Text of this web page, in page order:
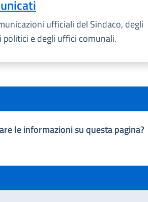
ufficiali del Sindaco, degli
politici e degli uffici comunali.
le informazioni su questa pagina?
5 stelle su 5
stelle su 5
su 5
5